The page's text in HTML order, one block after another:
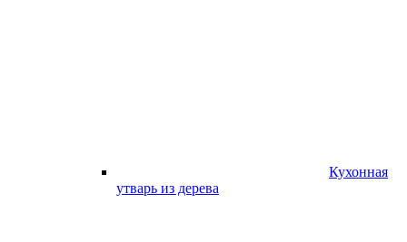
Кухонная
утварь из дерева